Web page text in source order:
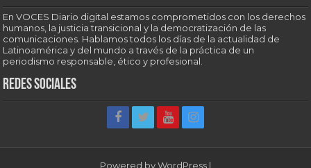
En VOCES Diario digital estamos comprometidos con los derechos
humanos, la justicia transicional y la democratización de las
comunicaciones. Hablamos todos los días de la actualidad de
Latinoamérica y del mundo a través de la práctica de un
periodismo responsable, ético y profesional.
Redes sociales
Powered byWordPress |